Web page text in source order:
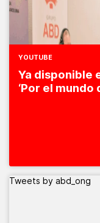
YOUTUBE
Ya disponible
‘Por el mundo
Tweets by abd_ong